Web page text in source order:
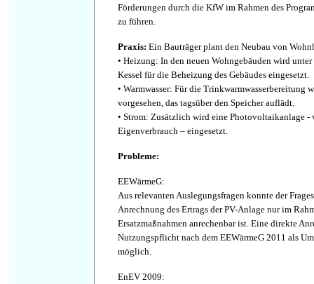
Förderungen durch die KfW im Rahmen des
zu führen.
Praxis: Ein Bauträger plant den Neubau von
• Heizung: In den neuen Wohngebäuden wird
Kessel für die Beheizung des Gebäudes eingesetzt.
• Warmwasser: Für die Trinkwarmwasserbereitung
vorgesehen, das tagsüber den Speicher auflädt.
• Strom: Zusätzlich wird eine Photovoltaikanlage -
Eigenverbrauch – eingesetzt.
Probleme:
EEWärmeG:
Aus relevanten Auslegungsfragen konnte der
Anrechnung des Ertrags der PV-Anlage nur im
Ersatzmaßnahmen anrechenbar ist. Eine direkte
Nutzungspflicht nach dem EEWärmeG 2011 als
möglich.
EnEV 2009: